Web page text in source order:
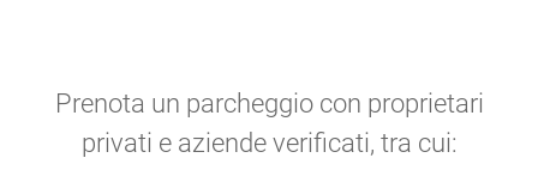
Prenota un parcheggio con proprietari
privati e aziende verificati, tra cui: